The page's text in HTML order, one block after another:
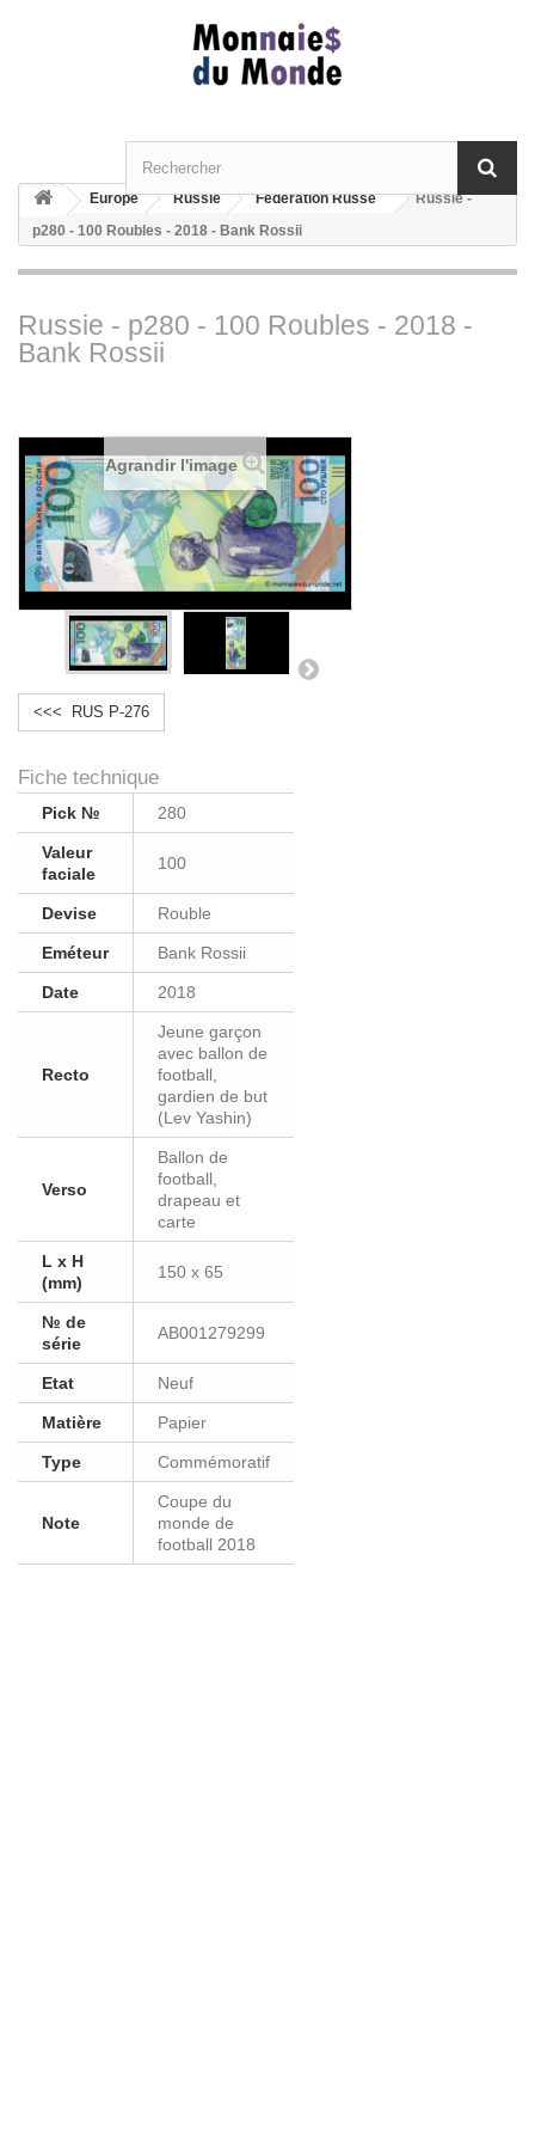
Europe Russie Fédération Russe
Russie -
p280 - 100 Roubles - 2018 - Bank Rossii
Russie - p280 - 100 Roubles - 2018 -
Bank Rossii
Agrandir l'image
<<< RUS P-276
Fiche technique
Pick № 280
Valeur
faciale
100
Devise Rouble
Eméteur Bank Rossii
Date 2018
Recto
Jeune garçon
avec ballon de
football,
gardien de but
(Lev Yashin)
Verso
Ballon de
football,
drapeau et
carte
L x H
(mm)
150 x 65
№ de
série
AB001279299
Etat Neuf
Matière Papier
Type Commémoratif
Note
Coupe du
monde de
football 2018